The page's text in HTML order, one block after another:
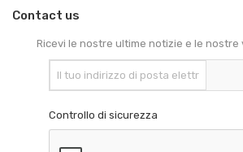
Contact us
Ricevi le nostre ultime notizie e le nostre
Controllo di sicurezza